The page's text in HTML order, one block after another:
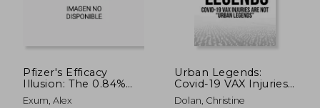
Pfizer's Efficacy
Illusion: The 0.84%
Truth (en Inglés)
Exum, Alex
Urban Legends:
Covid-19 VAX Injuries
Are Not Urban
Dolan, Christine